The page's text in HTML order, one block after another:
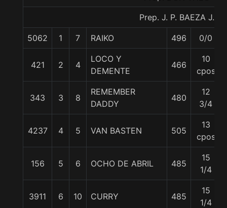
Prep. J. P. BAEZA J.
5062 1 7 RAIKO 496 0/0
421 2 4
LOCO Y
DEMENTE
466
10
cpos
343 3 8
REMEMBER
DADDY
480
12
3/4
4237 4 5 VAN BASTEN 505
13
cpos
156 5 6 OCHO DE ABRIL 485
15
1/4
3911 6 10 CURRY 485
15
1/4